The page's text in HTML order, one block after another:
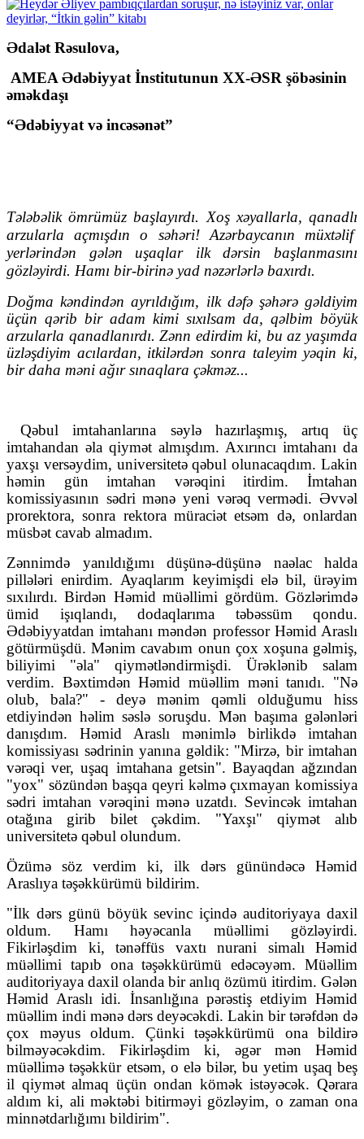
Ədalət Rəsulova,
AMEA Ədəbiyyat İnstitutunun XX-ƏSR şöbəsinin
əməkdaşı
“Ədəbiyyat və incəsənət”
Tələbəlik ömrümüz başlayırdı. Xoş xəyallarla, qanadlı
arzularla açmışdın o səhəri! Azərbaycanın müxtəlif
yerlərindən gələn uşaqlar ilk dərsin başlanmasını
gözləyirdi. Hamı bir-birinə yad nəzərlərlə baxırdı.
Doğma kəndindən ayrıldığım, ilk dəfə şəhərə gəldiyim
üçün qərib bir adam kimi sıxılsam da, qəlbim böyük
arzularla qanadlanırdı. Zənn edirdim ki, bu az yaşımda
üzləşdiyim acılardan, itkilərdən sonra taleyim yəqin ki,
bir daha məni ağır sınaqlara çəkməz...
Qəbul imtahanlarına səylə hazırlaşmış, artıq üç
imtahandan əla qiymət almışdım. Axırıncı imtahanı da
yaxşı versəydim, universitetə qəbul olunacaqdım. Lakin
həmin gün imtahan vərəqini itirdim. İmtahan
komissiyasının sədri mənə yeni vərəq vermədi. Əvvəl
prorektora, sonra rektora müraciət etsəm də, onlardan
müsbət cavab almadım.
Zənnimdə yanıldığımı düşünə-düşünə naəlac halda
pillələri enirdim. Ayaqlarım keyimişdi elə bil, ürəyim
sıxılırdı. Birdən Həmid müəllimi gördüm. Gözlərimdə
ümid işıqlandı, dodaqlarıma təbəssüm qondu.
Ədəbiyyatdan imtahanı məndən professor Həmid Araslı
götürmüşdü. Mənim cavabım onun çox xoşuna gəlmiş,
biliyimi "əla" qiymətləndirmişdi. Ürəklənib salam
verdim. Bəxtimdən Həmid müəllim məni tanıdı. "Nə
olub, bala?" - deyə mənim qəmli olduğumu hiss
etdiyindən həlim səslə soruşdu. Mən başıma gələnləri
danışdım. Həmid Araslı mənimlə birlikdə imtahan
komissiyası sədrinin yanına gəldik: "Mirzə, bir imtahan
vərəqi ver, uşaq imtahana getsin". Bayaqdan ağzından
"yox" sözündən başqa qeyri kəlmə çıxmayan komissiya
sədri imtahan vərəqini mənə uzatdı. Sevincək imtahan
otağına girib bilet çəkdim. "Yaxşı" qiymət alıb
universitetə qəbul olundum.
Özümə söz verdim ki, ilk dərs günündəcə Həmid
Araslıya təşəkkürümü bildirim.
"İlk dərs günü böyük sevinc içində auditoriyaya daxil
oldum. Hamı həyəcanla müəllimi gözləyirdi.
Fikirləşdim ki, tənəffüs vaxtı nurani simalı Həmid
müəllimi tapıb ona təşəkkürümü edəcəyəm. Müəllim
auditoriyaya daxil olanda bir anlıq özümü itirdim. Gələn
Həmid Araslı idi. İnsanlığına pərəstiş etdiyim Həmid
müəllim indi mənə dərs deyəcəkdi. Lakin bir tərəfdən də
çox məyus oldum. Çünki təşəkkürümü ona bildirə
bilməyəcəkdim. Fikirləşdim ki, əgər mən Həmid
müəllimə təşəkkür etsəm, o elə bilər, bu yetim uşaq beş
il qiymət almaq üçün ondan kömək istəyəcək. Qərara
aldım ki, ali məktəbi bitirməyi gözləyim, o zaman ona
minnətdarlığımı bildirim".